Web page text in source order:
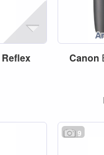
Reflex Canon
9